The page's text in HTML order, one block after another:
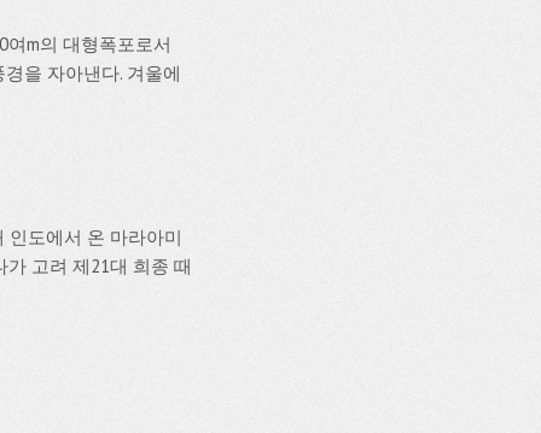
m의 대형폭포로서
을 자아낸다. 겨울에
인도에서 온 마라아미
고려 제21대 희종 때